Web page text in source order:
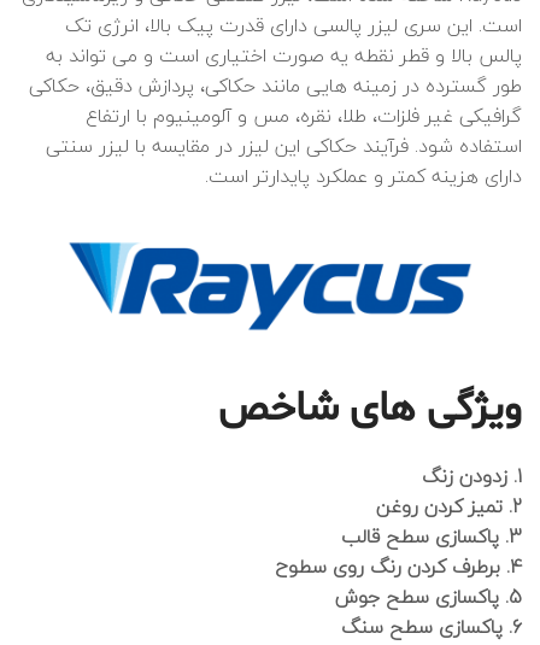
است. این سری لیزر پالسی دارای قدرت پیک بالا، انرژی تک
پالس بالا و قطر نقطه یه صورت اختیاری است و می تواند به
طور گسترده در زمینه هایی مانند حکاکی، پردازش دقیق، حکاکی
گرافیکی غیر فلزات، طلا، نقره، مس و آلومینیوم با ارتفاع
استفاده شود. فرآیند حکاکی این لیزر در مقایسه با لیزر سنتی
دارای هزینه کمتر و عملکرد پایدارتر است.
ویژگی های شاخص
1. زدودن زنگ
2. تمیز کردن روغن
3. پاکسازی سطح قالب
4. برطرف کردن رنگ روی سطوح
5. پاکسازی سطح جوش
6. پاکسازی سطح سنگ